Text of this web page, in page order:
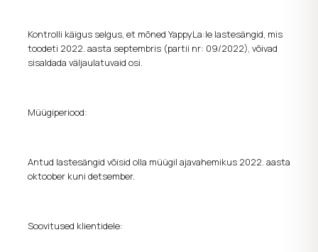
Kontrolli käigus selgus, et mõned YappyLa:le lastesängid, mis
toodeti 2022. aasta septembris (partii nr: 09/2022), võivad
sisaldada väljaulatuvaid osi.
Müügiperiood:
Antud lastesängid võisid olla müügil ajavahemikus 2022. aasta
oktoober kuni detsember.
Soovitused klientidele: